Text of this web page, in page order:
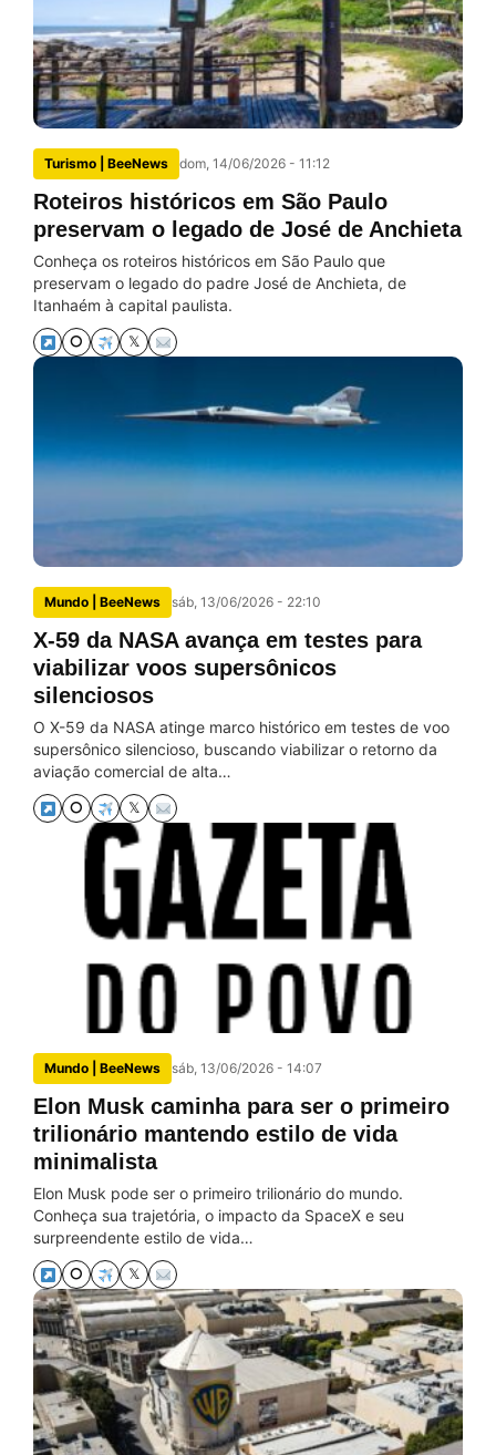
Turismo | BeeNews dom, 14/06/2026 - 11:12
Roteiros históricos em São Paulo
preservam o legado de José de Anchieta
Conheça os roteiros históricos em São Paulo que
preservam o legado do padre José de Anchieta, de
Itanhaém à capital paulista.
⭘ 𝕏
Mundo | BeeNews sáb, 13/06/2026 - 22:10
X-59 da NASA avança em testes para
viabilizar voos supersônicos
silenciosos
O X-59 da NASA atinge marco histórico em testes de voo
supersônico silencioso, buscando viabilizar o retorno da
aviação comercial de alta…
⭘ 𝕏
Mundo | BeeNews sáb, 13/06/2026 - 14:07
Elon Musk caminha para ser o primeiro
trilionário mantendo estilo de vida
minimalista
Elon Musk pode ser o primeiro trilionário do mundo.
Conheça sua trajetória, o impacto da SpaceX e seu
surpreendente estilo de vida…
⭘ 𝕏